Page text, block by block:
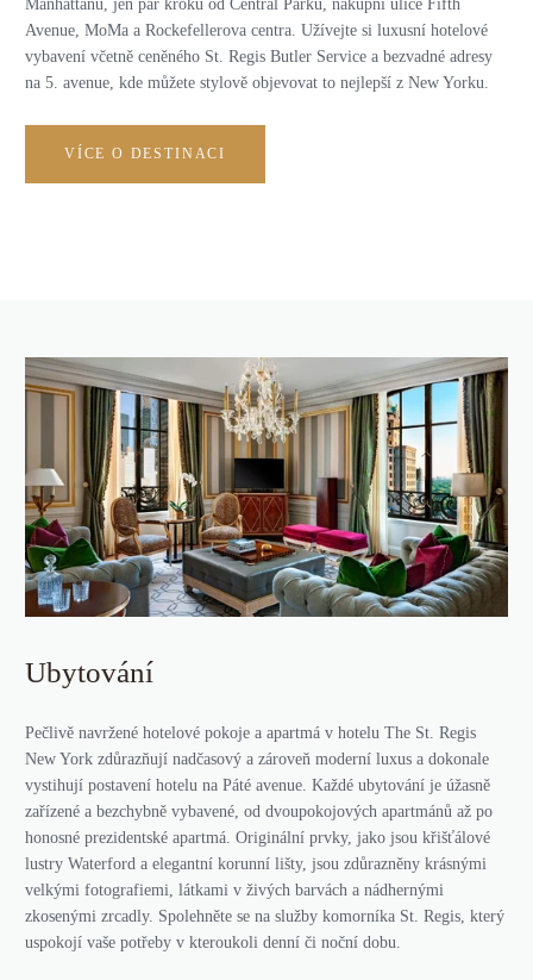
Manhattanu, jen pár kroků od Central Parku, nákupní ulice Fifth
Avenue, MoMa a Rockefellerova centra. Užívejte si luxusní hotelové
vybavení včetně ceněného St. Regis Butler Service a bezvadné adresy
na 5. avenue, kde můžete stylově objevovat to nejlepší z New Yorku.
VÍCE O DESTINACI
Ubytování
Pečlivě navržené hotelové pokoje a apartmá v hotelu The St. Regis
New York zdůrazňují nadčasový a zároveň moderní luxus a dokonale
vystihují postavení hotelu na Páté avenue. Každé ubytování je úžasně
zařízené a bezchybně vybavené, od dvoupokojových apartmánů až po
honosné prezidentské apartmá. Originální prvky, jako jsou křišťálové
lustry Waterford a elegantní korunní lišty, jsou zdůrazněny krásnými
velkými fotografiemi, látkami v živých barvách a nádhernými
zkosenými zrcadly. Spolehněte se na služby komorníka St. Regis, který
uspokojí vaše potřeby v kteroukoli denní či noční dobu.